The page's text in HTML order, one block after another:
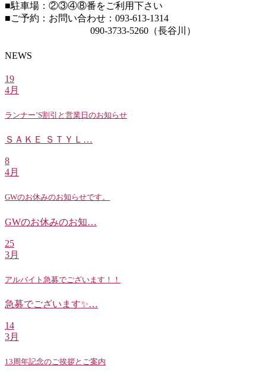
■駐車場：②③④⑧番をご利用下さい
■ご予約：お問い合わせ：093-613-1314
090-3733-5260（長谷川）
NEWS
19
4月
ランナー’S割引と営業日のお知らせ
ＳＡＫＥ ＳＴＹＬ…
8
4月
GWのお休みのお知らせです。
GWのお休みのお知…
25
3月
アルバイト急募でございます！！
急募でございます✨…
14
3月
13周年記念のご挨拶とご案内